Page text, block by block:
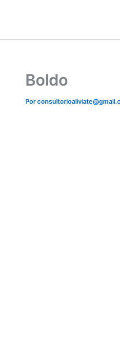
Boldo
Por